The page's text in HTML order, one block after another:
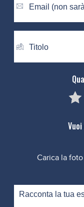
05
Carica la foto